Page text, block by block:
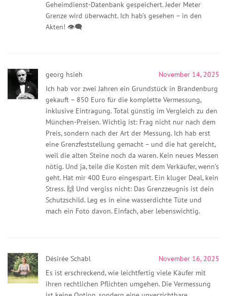
Geheimdienst-Datenbank gespeichert. Jeder Meter
Grenze wird überwacht. Ich hab’s gesehen – in den
Akten! 👁️‍🗨️
georg hsieh
November 14, 2025
Ich hab vor zwei Jahren ein Grundstück in Brandenburg
gekauft – 850 Euro für die komplette Vermessung,
inklusive Eintragung. Total günstig im Vergleich zu den
München-Preisen. Wichtig ist: Frag nicht nur nach dem
Preis, sondern nach der Art der Messung. Ich hab erst
eine Grenzfeststellung gemacht – und die hat gereicht,
weil die alten Steine noch da waren. Kein neues Messen
nötig. Und ja, teile die Kosten mit dem Verkäufer, wenn’s
geht. Hat mir 400 Euro eingespart. Ein kluger Deal, kein
Stress. 🙌 Und vergiss nicht: Das Grenzzeugnis ist dein
Schutzschild. Leg es in eine wasserdichte Tüte und
mach ein Foto davon. Einfach, aber lebenswichtig.
Désirée Schabl
November 16, 2025
Es ist erschreckend, wie leichtfertig viele Käufer mit
ihren rechtlichen Pflichten umgehen. Die Vermessung